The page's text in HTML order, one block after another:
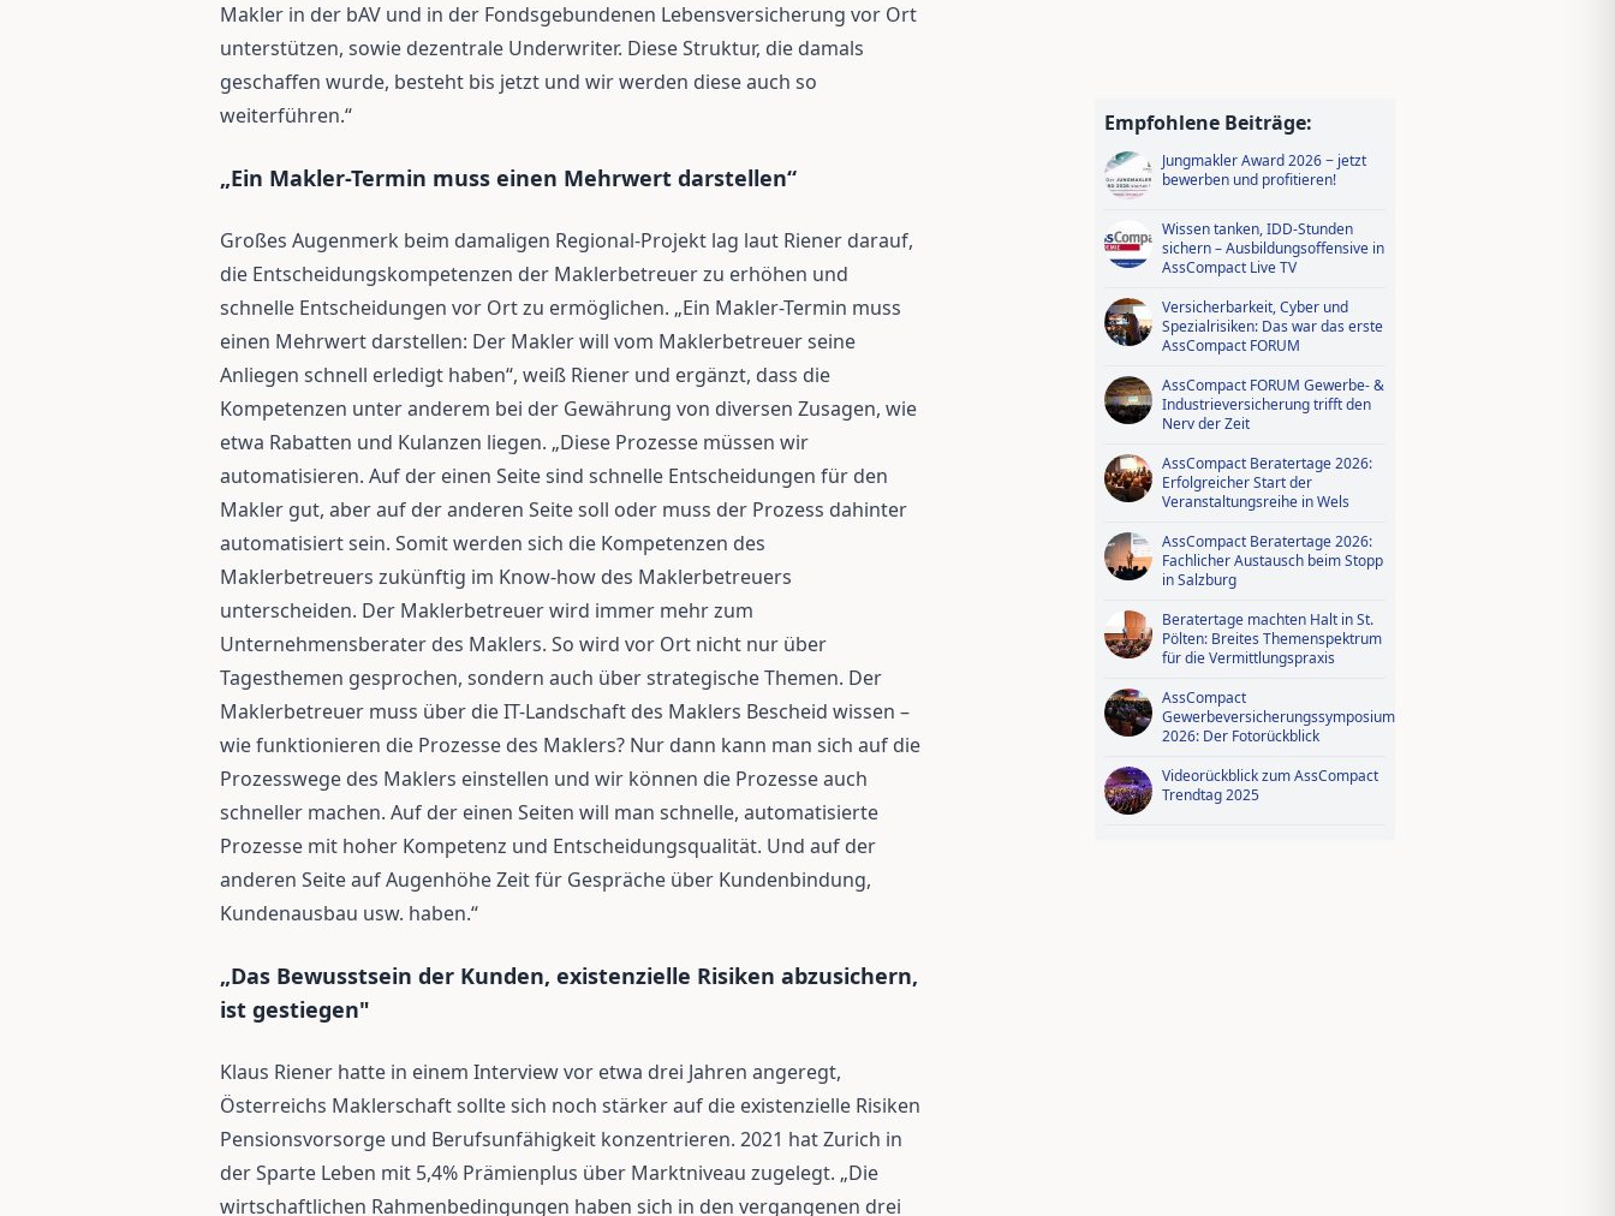
Makler in der bAV und in der Fondsgebundenen Lebensversicherung vor Ort
unterstützen, sowie dezentrale Underwriter. Diese Struktur, die damals
geschaffen wurde, besteht bis jetzt und wir werden diese auch so
weiterführen.“
„Ein Makler-Termin muss einen Mehrwert darstellen“
Großes Augenmerk beim damaligen Regional-Projekt lag laut Riener darauf,
die Entscheidungskompetenzen der Maklerbetreuer zu erhöhen und
schnelle Entscheidungen vor Ort zu ermöglichen. „Ein Makler-Termin muss
einen Mehrwert darstellen: Der Makler will vom Maklerbetreuer seine
Anliegen schnell erledigt haben“, weiß Riener und ergänzt, dass die
Kompetenzen unter anderem bei der Gewährung von diversen Zusagen, wie
etwa Rabatten und Kulanzen liegen. „Diese Prozesse müssen wir
automatisieren. Auf der einen Seite sind schnelle Entscheidungen für den
Makler gut, aber auf der anderen Seite soll oder muss der Prozess dahinter
automatisiert sein. Somit werden sich die Kompetenzen des
Maklerbetreuers zukünftig im Know-how des Maklerbetreuers
unterscheiden. Der Maklerbetreuer wird immer mehr zum
Unternehmensberater des Maklers. So wird vor Ort nicht nur über
Tagesthemen gesprochen, sondern auch über strategische Themen. Der
Maklerbetreuer muss über die IT-Landschaft des Maklers Bescheid wissen –
wie funktionieren die Prozesse des Maklers? Nur dann kann man sich auf die
Prozesswege des Maklers einstellen und wir können die Prozesse auch
schneller machen. Auf der einen Seiten will man schnelle, automatisierte
Prozesse mit hoher Kompetenz und Entscheidungsqualität. Und auf der
anderen Seite auf Augenhöhe Zeit für Gespräche über Kundenbindung,
Kundenausbau usw. haben.“
„Das Bewusstsein der Kunden, existenzielle Risiken abzusichern,
ist gestiegen"
Klaus Riener hatte in einem Interview vor etwa drei Jahren angeregt,
Österreichs Maklerschaft sollte sich noch stärker auf die existenzielle Risiken
Pensionsvorsorge und Berufsunfähigkeit konzentrieren. 2021 hat Zurich in
der Sparte Leben mit 5,4% Prämienplus über Marktniveau zugelegt. „Die
wirtschaftlichen Rahmenbedingungen haben sich in den vergangenen drei
Empfohlene Beiträge:
Jungmakler Award 2026 − jetzt
bewerben und profitieren!
Wissen tanken, IDD-Stunden
sichern – Ausbildungsoffensive in
AssCompact Live TV
Versicherbarkeit, Cyber und
Spezialrisiken: Das war das erste
AssCompact FORUM
AssCompact FORUM Gewerbe- &
Industrieversicherung trifft den
Nerv der Zeit
AssCompact Beratertage 2026:
Erfolgreicher Start der
Veranstaltungsreihe in Wels
AssCompact Beratertage 2026:
Fachlicher Austausch beim Stopp
in Salzburg
Beratertage machten Halt in St.
Pölten: Breites Themenspektrum
für die Vermittlungspraxis
AssCompact
Gewerbeversicherungssymposium
2026: Der Fotorückblick
Videorückblick zum AssCompact
Trendtag 2025